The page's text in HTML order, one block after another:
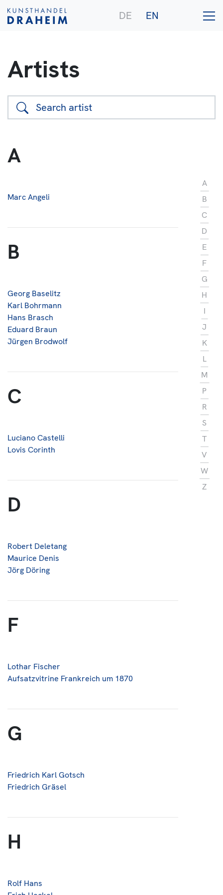
DE EN
Artists
Purchase
Contact
Artists
A
Marc Angeli
B
Georg Baselitz
Karl Bohrmann
Hans Brasch
Eduard Braun
Jürgen Brodwolf
C
Luciano Castelli
Lovis Corinth
D
Robert Deletang
Maurice Denis
Jörg Döring
F
Lothar Fischer
Aufsatzvitrine Frankreich um 1870
G
Friedrich Karl Gotsch
Friedrich Gräsel
H
Rolf Hans
A
B
C
D
E
F
G
H
I
J
K
L
M
P
R
S
T
V
W
Z